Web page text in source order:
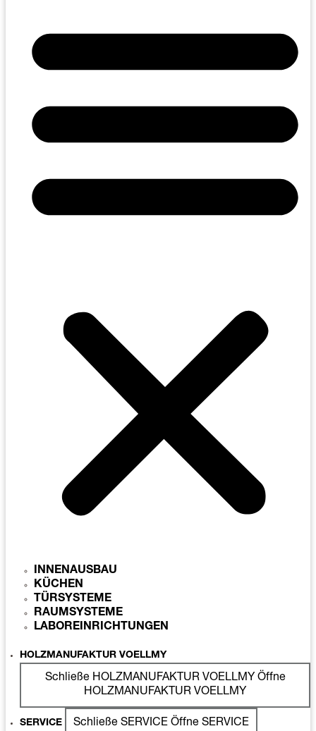
INNENAUSBAU
KÜCHEN
TÜRSYSTEME
RAUMSYSTEME
LABOREINRICHTUNGEN
HOLZMANUFAKTUR VOELLMY
Schließe HOLZMANUFAKTUR VOELLMY Öffne
HOLZMANUFAKTUR VOELLMY
SERVICE Schließe SERVICE Öffne SERVICE